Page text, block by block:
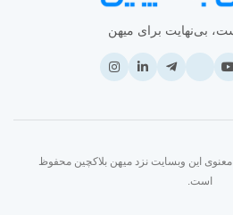
بی‌نهایت برای میهن
و معنوی این وبسایت نزد میهن بلاکچین محفوظ
است.